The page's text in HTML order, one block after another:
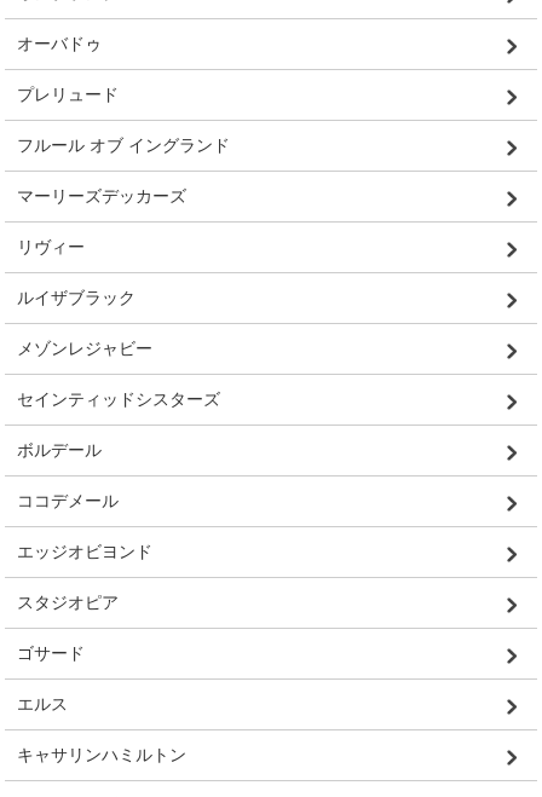
オーバドゥ
プレリュード
フルール オブ イングランド
マーリーズデッカーズ
リヴィー
ルイザブラック
メゾンレジャビー
セインティッドシスターズ
ボルデール
ココデメール
エッジオビヨンド
スタジオピア
ゴサード
エルス
キャサリンハミルトン